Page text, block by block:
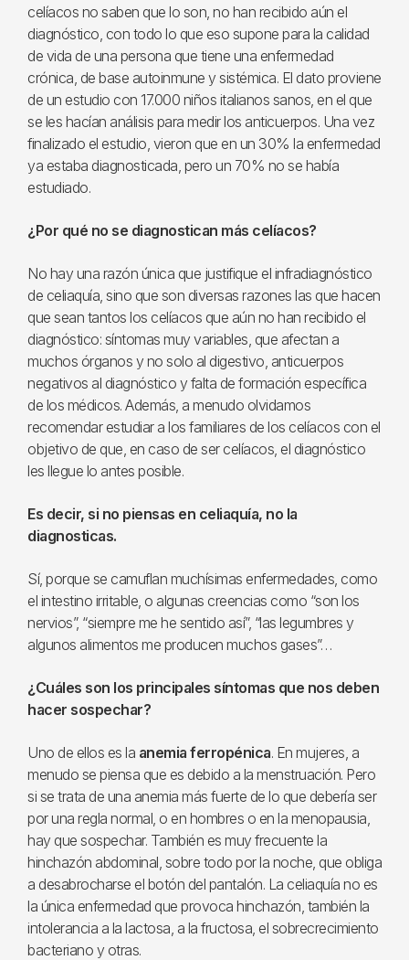
celíacos no saben que lo son, no han recibido aún el
diagnóstico, con todo lo que eso supone para la calidad
de vida de una persona que tiene una enfermedad
crónica, de base autoinmune y sistémica. El dato proviene
de un estudio con 17.000 niños italianos sanos, en el que
se les hacían análisis para medir los anticuerpos. Una vez
finalizado el estudio, vieron que en un 30% la enfermedad
ya estaba diagnosticada, pero un 70% no se había
estudiado.
¿Por qué no se diagnostican más celíacos?
No hay una razón única que justifique el infradiagnóstico
de celiaquía, sino que son diversas razones las que hacen
que sean tantos los celíacos que aún no han recibido el
diagnóstico: síntomas muy variables, que afectan a
muchos órganos y no solo al digestivo, anticuerpos
negativos al diagnóstico y falta de formación específica
de los médicos. Además, a menudo olvidamos
recomendar estudiar a los familiares de los celíacos con el
objetivo de que, en caso de ser celíacos, el diagnóstico
les llegue lo antes posible.
Es decir, si no piensas en celiaquía, no la
diagnosticas.
Sí, porque se camuflan muchísimas enfermedades, como
el intestino irritable, o algunas creencias como “son los
nervios”, “siempre me he sentido así”, “las legumbres y
algunos alimentos me producen muchos gases”…
¿Cuáles son los principales síntomas que nos deben
hacer sospechar?
Uno de ellos es la anemia ferropénica. En mujeres, a
menudo se piensa que es debido a la menstruación. Pero
si se trata de una anemia más fuerte de lo que debería ser
por una regla normal, o en hombres o en la menopausia,
hay que sospechar. También es muy frecuente la
hinchazón abdominal, sobre todo por la noche, que obliga
a desabrocharse el botón del pantalón. La celiaquía no es
la única enfermedad que provoca hinchazón, también la
intolerancia a la lactosa, a la fructosa, el sobrecrecimiento
bacteriano y otras.